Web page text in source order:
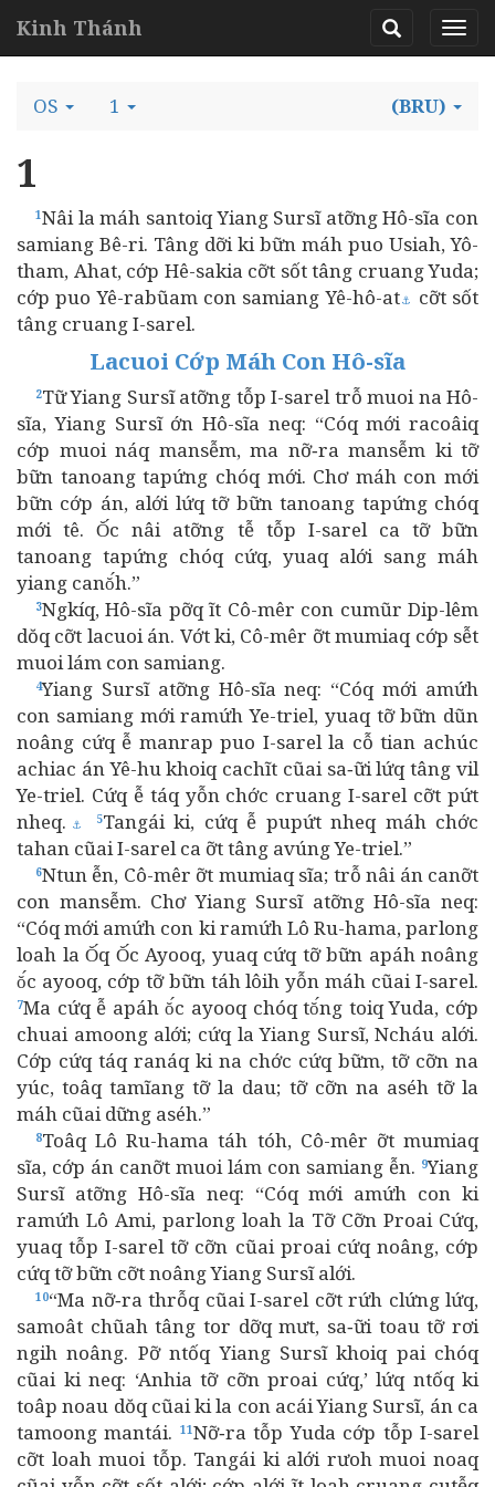
Kinh Thánh
OS 1 (BRU)
1
1Nâi la máh santoiq Yiang Sursĩ atỡng Hô-sĩa con
samiang Bê-ri. Tâng dỡi ki bữn máh puo Usiah, Yô-
tham, Ahat, cớp Hê-sakia cỡt sốt tâng cruang Yuda;
cớp puo Yê-rabũam con samiang Yê-hô-at⚓
cỡt sốt
tâng cruang I-sarel.
Lacuoi Cớp Máh Con Hô-sĩa
2Tữ Yiang Sursĩ atỡng tỗp I-sarel trỗ muoi na Hô-
sĩa, Yiang Sursĩ ớn Hô-sĩa neq: “Cóq mới racoâiq
cớp muoi náq mansễm, ma nỡ‑ra mansễm ki tỡ
bữn tanoang tapứng chóq mới. Chơ máh con mới
bữn cớp án, alới lứq tỡ bữn tanoang tapứng chóq
mới tê. Ŏ́c nâi atỡng tễ tỗp I-sarel ca tỡ bữn
tanoang tapứng chóq cứq, yuaq alới sang máh
yiang canŏ́h.”
3Ngkíq, Hô-sĩa pỡq ĩt Cô-mêr con cumũr Dip-lêm
dŏq cỡt lacuoi án. Vớt ki, Cô-mêr ỡt mumiaq cớp sễt
muoi lám con samiang.
4Yiang Sursĩ atỡng Hô-sĩa neq: “Cóq mới amứh
con samiang mới ramứh Ye-triel, yuaq tỡ bữn dũn
noâng cứq ễ manrap puo I-sarel la cỗ tian achúc
achiac án Yê-hu khoiq cachĩt cũai sa‑ữi lứq tâng vil
Ye-triel. Cứq ễ táq yỗn chớc cruang I-sarel cỡt pứt
nheq. ⚓ 5Tangái ki, cứq ễ pupứt nheq máh chớc
tahan cũai I-sarel ca ỡt tâng avúng Ye-triel.”
6Ntun ễn, Cô-mêr ỡt mumiaq sĩa; trỗ nâi án canỡt
con mansễm. Chơ Yiang Sursĩ atỡng Hô-sĩa neq:
“Cóq mới amứh con ki ramứh Lô Ru-hama, parlong
loah la Ŏ́q Ŏ́c Ayooq, yuaq cứq tỡ bữn apáh noâng
ŏ́c ayooq, cớp tỡ bữn táh lôih yỗn máh cũai I-sarel.
7Ma cứq ễ apáh ŏ́c ayooq chóq tŏ́ng toiq Yuda, cớp
chuai amoong alới; cứq la Yiang Sursĩ, Ncháu alới.
Cớp cứq táq ranáq ki na chớc cứq bữm, tỡ cỡn na
yúc, toâq tamĩang tỡ la dau; tỡ cỡn na aséh tỡ la
máh cũai dững aséh.”
8Toâq Lô Ru-hama táh tóh, Cô-mêr ỡt mumiaq
sĩa, cớp án canỡt muoi lám con samiang ễn. 9Yiang
Sursĩ atỡng Hô-sĩa neq: “Cóq mới amứh con ki
ramứh Lô Ami, parlong loah la Tỡ Cỡn Proai Cứq,
yuaq tỗp I-sarel tỡ cỡn cũai proai cứq noâng, cớp
cứq tỡ bữn cỡt noâng Yiang Sursĩ alới.
10“Ma nỡ‑ra thrỗq cũai I-sarel cỡt rứh clứng lứq,
samoât chũah tâng tor dỡq mưt, sa‑ữi toau tỡ rơi
ngih noâng. Pỡ ntốq Yiang Sursĩ khoiq pai chóq
cũai ki neq: ‘Anhia tỡ cỡn proai cứq,’ lứq ntốq ki
toâp noau dŏq cũai ki la con acái Yiang Sursĩ, án ca
tamoong mantái. 11Nỡ‑ra tỗp Yuda cớp tỗp I-sarel
cỡt loah muoi tỗp. Tangái ki alới rưoh muoi noaq